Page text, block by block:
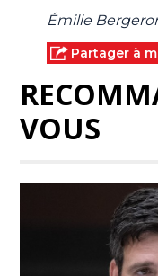
Émilie
Partager à
VOUS